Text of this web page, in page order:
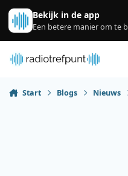
Spring naar bijdragen
Bekijk in de app
Een betere manier om te
Start Blogs Nieuws